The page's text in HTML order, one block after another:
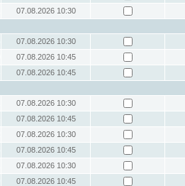
07.08.2026 10:30
07.08.2026 10:30
07.08.2026 10:45
07.08.2026 10:45
07.08.2026 10:30
07.08.2026 10:45
07.08.2026 10:30
07.08.2026 10:45
07.08.2026 10:30
07.08.2026 10:45